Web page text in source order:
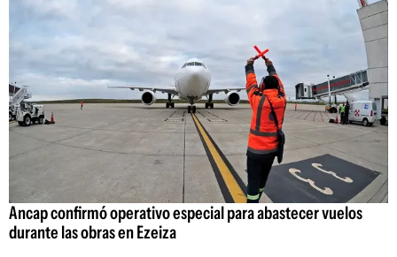
Ancap confirmó operativo especial para abastecer vuelos
durante las obras en Ezeiza